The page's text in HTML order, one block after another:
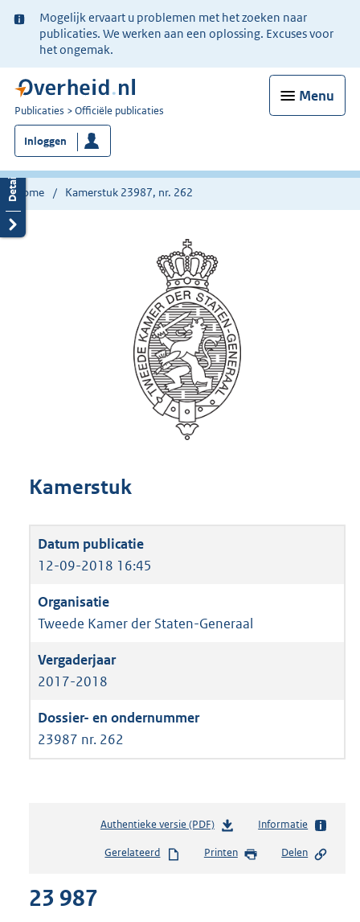
Ter
informatie:
Mogelijk ervaart u problemen met het zoeken naar
publicaties. We werken aan een oplossing. Excuses voor
het ongemak.
Menu
U
bent
nu
hier:
Publicaties Officiële publicaties
Inloggen
Home Kamerstuk 23987, nr. 262
Kamerstuk
12-09-2018 16:45
Tweede Kamer der Staten-Generaal
2017-2018
23987 nr. 262
Authentieke versie (PDF)b
s
Informatie
Gerelateerd Printen Delen
23 987